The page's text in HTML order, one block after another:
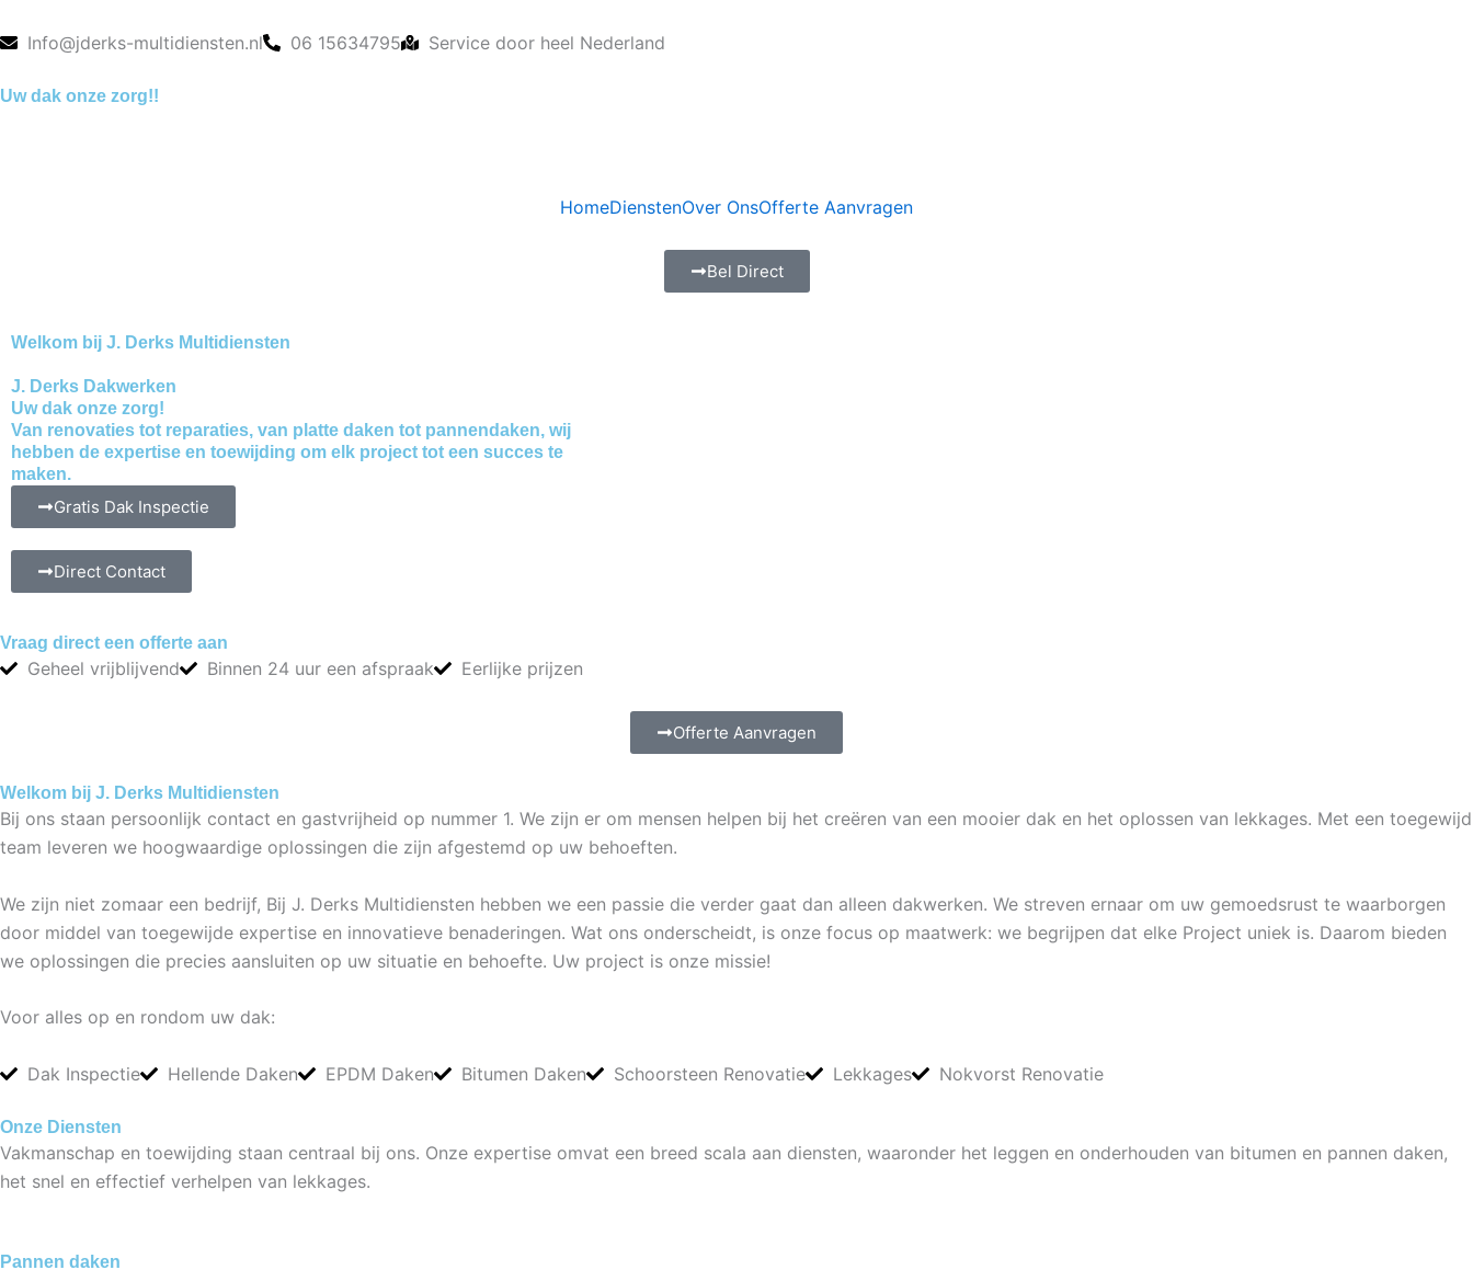
naar
inhoud
Info@jderks-multidiensten.nl 06 15634795 Service door heel Nederland
Uw dak onze zorg!!
HomeDienstenOver OnsOfferte Aanvragen
Bel Direct
Welkom bij J. Derks Multidiensten
J. Derks Dakwerken
Uw dak onze zorg!
Van renovaties tot reparaties, van platte daken tot pannendaken, wij
hebben de expertise en toewijding om elk project tot een succes te
maken.
Gratis Dak Inspectie
Direct Contact
Vraag direct een offerte aan
Geheel vrijblijvend Binnen 24 uur een afspraak Eerlijke prijzen
Offerte Aanvragen
Welkom bij J. Derks Multidiensten
Bij ons staan persoonlijk contact en gastvrijheid op nummer 1. We zijn er om mensen helpen bij het creëren van een mooier dak en het oplossen van lekkages. Met een toegewijd
team leveren we hoogwaardige oplossingen die zijn afgestemd op uw behoeften.
We zijn niet zomaar een bedrijf, Bij J. Derks Multidiensten hebben we een passie die verder gaat dan alleen dakwerken. We streven ernaar om uw gemoedsrust te waarborgen
door middel van toegewijde expertise en innovatieve benaderingen. Wat ons onderscheidt, is onze focus op maatwerk: we begrijpen dat elke Project uniek is. Daarom bieden
we oplossingen die precies aansluiten op uw situatie en behoefte. Uw project is onze missie!
Voor alles op en rondom uw dak:
Dak Inspectie Hellende Daken EPDM Daken Bitumen Daken Schoorsteen Renovatie Lekkages Nokvorst Renovatie
Onze Diensten
Vakmanschap en toewijding staan centraal bij ons. Onze expertise omvat een breed scala aan diensten, waaronder het leggen en onderhouden van bitumen en pannen daken,
het snel en effectief verhelpen van lekkages.
Pannen daken